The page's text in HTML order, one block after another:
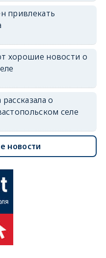
привлекать
хорошие новости о
о
селе
новости